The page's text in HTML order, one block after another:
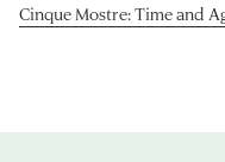
Cinque Mostre: Time and